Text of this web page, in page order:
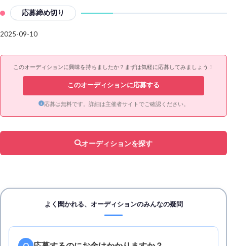
応募締め切り
2025-09-10
このオーディションに興味を持ちましたか？まずは気軽に応募してみましょう！
このオーディションに応募する
応募は無料です。詳細は主催者サイトでご確認ください。
オーディションを探す
よく聞かれる、オーディションのみんなの疑問